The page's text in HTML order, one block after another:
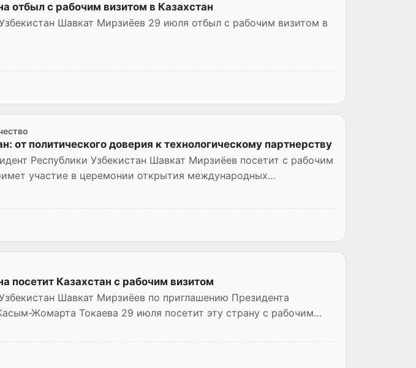
отбыл с рабочим визитом в Казахстан
Шавкат Мирзиёев 29 июля отбыл с рабочим визитом в
от политического доверия к технологическому партнерству
Республики Узбекистан Шавкат Мирзиёев посетит с рабочим
участие в церемонии открытия международных
посетит Казахстан с рабочим визитом
Шавкат Мирзиёев по приглашению Президента
Жомарта Токаева 29 июля посетит эту страну с рабочим